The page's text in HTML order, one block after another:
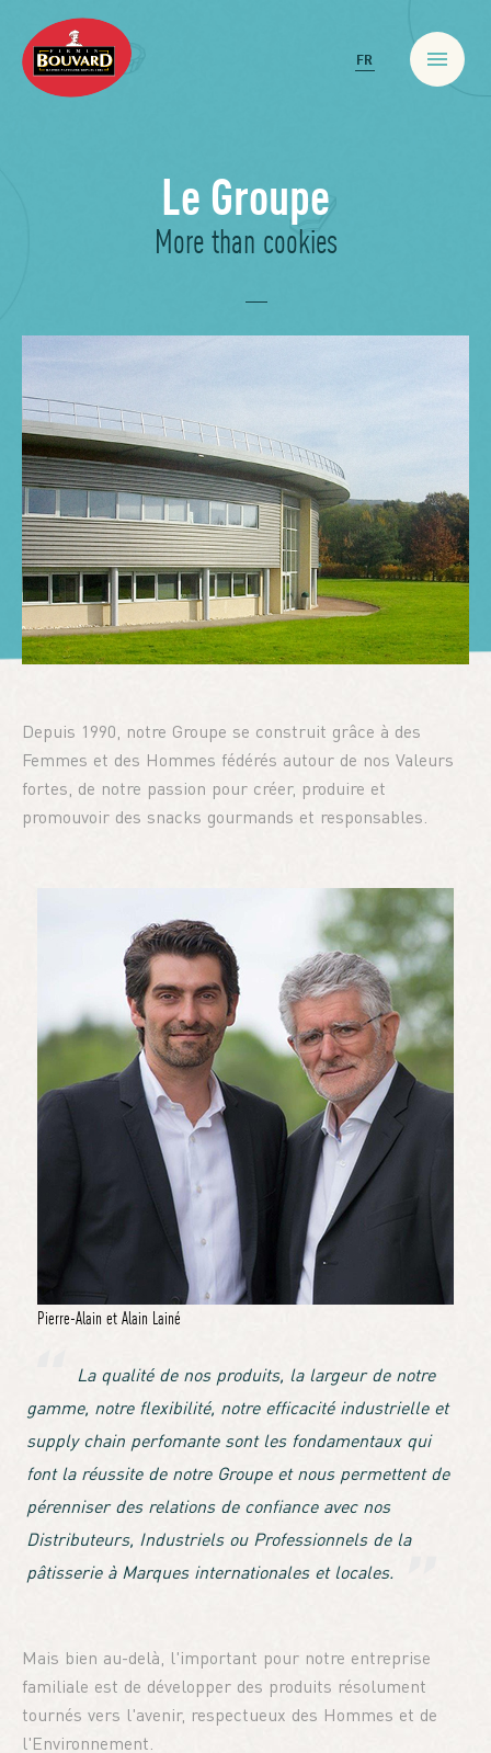
FR
Pâtisseries & Croissants
Snack frais
Prêt-À-Garnir
Notre Groupe
Nos Marques
Bouvard Carrières
Contact
Le Groupe
More than cookies
Depuis 1990, notre Groupe se construit grâce à des
Femmes et des Hommes fédérés autour de nos Valeurs
fortes, de notre passion pour créer, produire et
promouvoir des snacks gourmands et responsables.
Pierre-Alain et Alain Lainé
La qualité de nos produits, la largeur de notre
gamme, notre flexibilité, notre efficacité industrielle et
supply chain perfomante sont les fondamentaux qui
font la réussite de notre Groupe et nous permettent de
pérenniser des relations de confiance avec nos
Distributeurs, Industriels ou Professionnels de la
pâtisserie à Marques internationales et locales.
Mais bien au-delà, l'important pour notre entreprise
familiale est de développer des produits résolument
tournés vers l'avenir, respectueux des Hommes et de
l'Environnement.